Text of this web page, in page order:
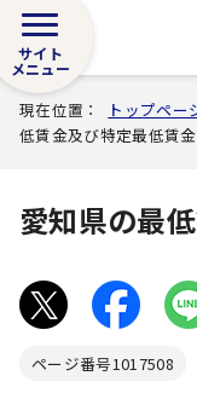
サイト
メニュー
現在位置： トップペー
低賃金及び特定最低賃金
愛知県の最
ページ番号1017508